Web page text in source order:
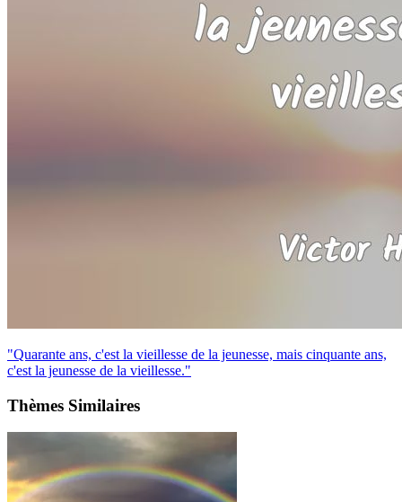
"Quarante ans, c'est la vieillesse de la jeunesse, mais cinquante ans,
c'est la jeunesse de la vieillesse."
Thèmes Similaires